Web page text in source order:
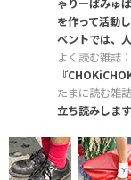
ゃりーぱみゅ
を作って活動
ベントでは、
よく読む雑誌：
『
たまに読む雑誌
立ち読みします